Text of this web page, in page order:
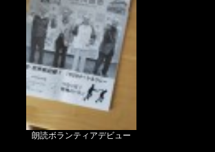
朗読ボランティアデビュー